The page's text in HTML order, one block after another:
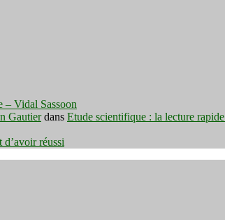
– Vidal Sassoon
Gautierdans Etude scientifique : la lecture
d’avoir réussi